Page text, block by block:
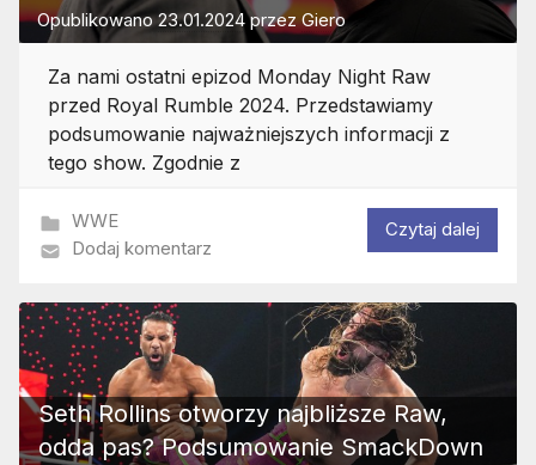
Opublikowano23.01.2024przezGiero
Za nami ostatni epizod Monday Night Raw
przed Royal Rumble 2024. Przedstawiamy
podsumowanie najważniejszych informacji z
tego show. Zgodnie z
WWE
Dodaj komentarz
Czytaj dalej
Seth Rollins otworzy najbliższe Raw,
odda pas? Podsumowanie SmackDown